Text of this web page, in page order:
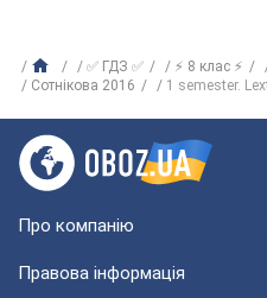
✅ ГДЗ ✅ ⚡ 8 клас ⚡
Сотнікова 2016
1 semester.
Про компанію
Правова інформація